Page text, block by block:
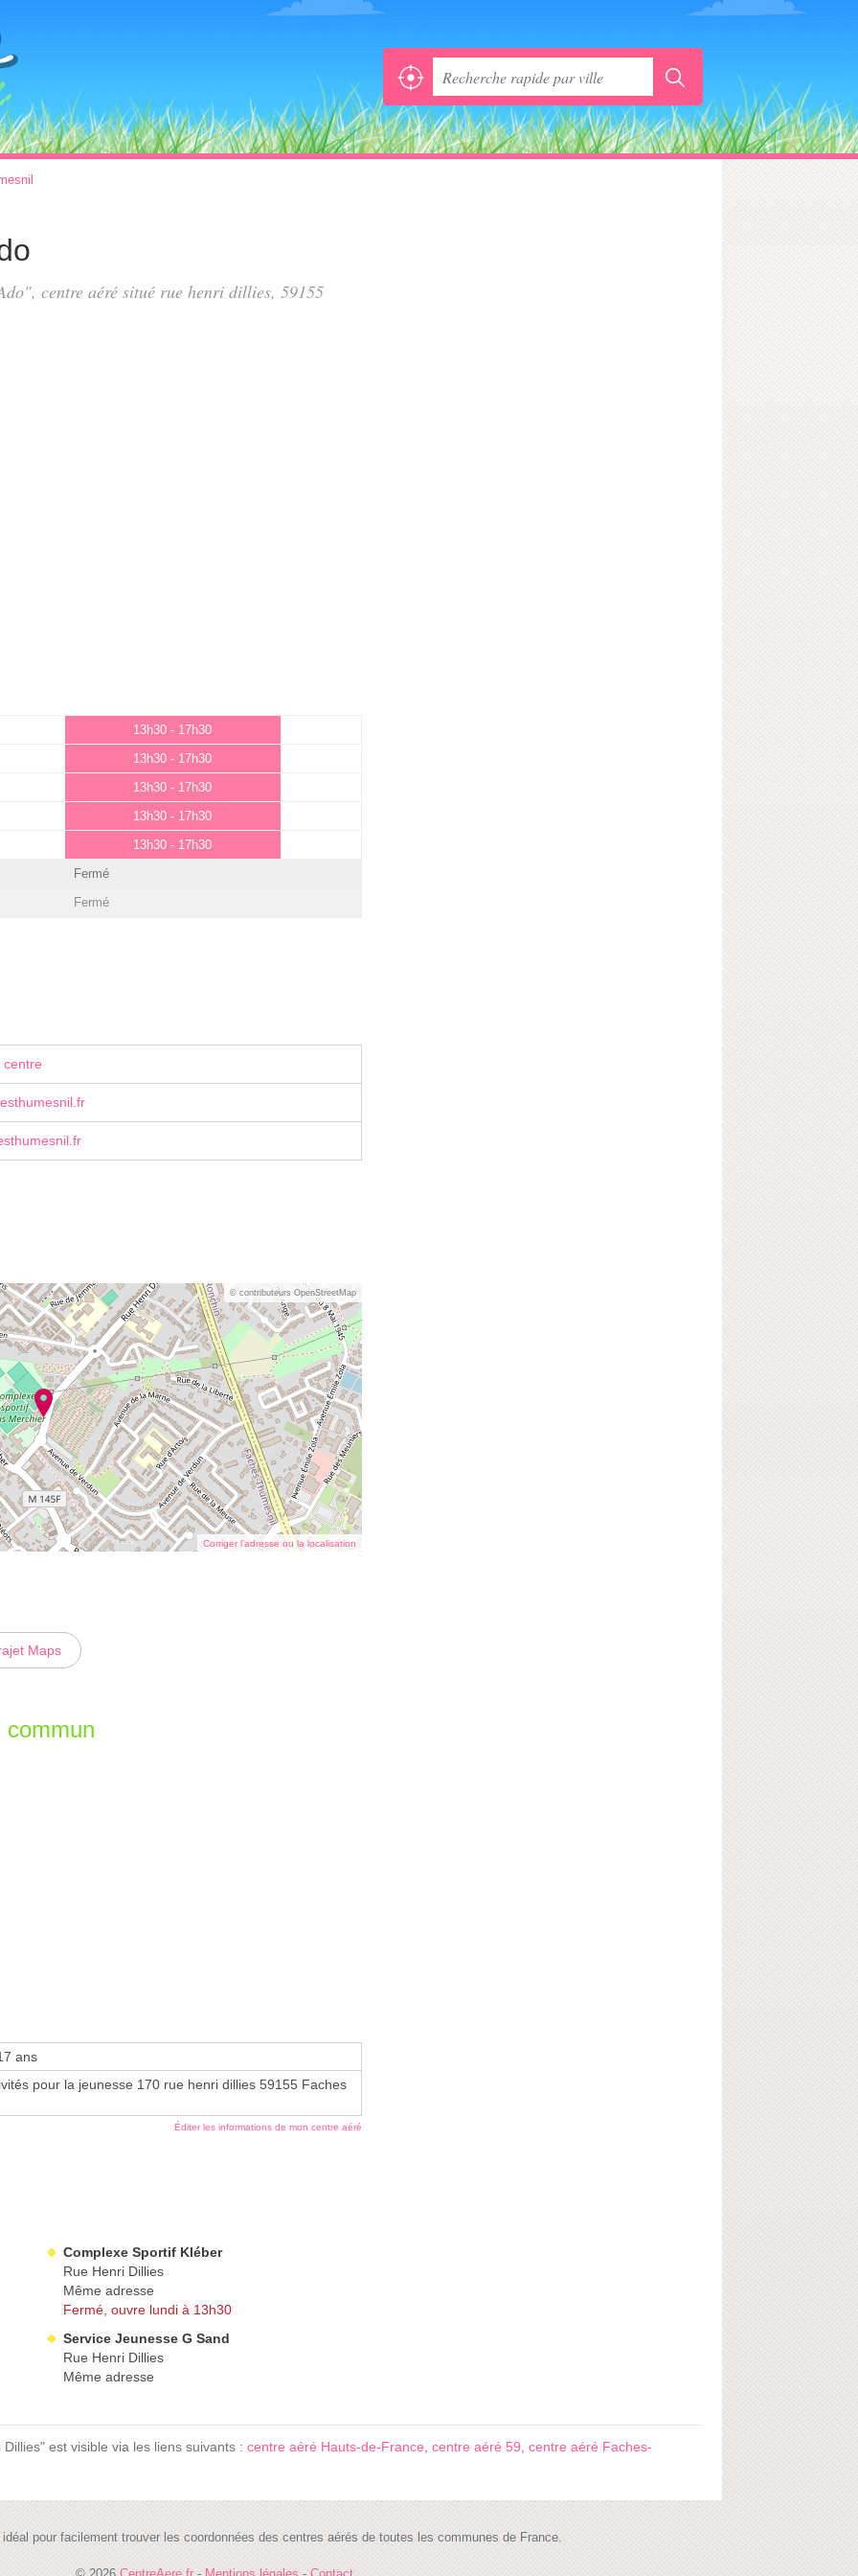
centre aéré situé rue henri dillies, 59155
13h30 - 17h30
13h30 - 17h30
13h30 - 17h30
13h30 - 17h30
13h30 - 17h30
Fermé
Fermé
centre
© contributeurs OpenStreetMap
Corriger l’adresse ou la localisation
Maps
commun
ans
pour la jeunesse 170 rue henri dillies 59155 Faches
Éditer les informations de mon centre aéré
Complexe Sportif Kléber
Rue Henri Dillies
Même adresse
Fermé, ouvre lundi à 13h30
Service Jeunesse G Sand
Rue Henri Dillies
Même adresse
est visible via les liens suivants : centre aéré Hauts-de-France, centre aéré 59, centre aéré Faches-
pour facilement trouver les coordonnées des centres aérés de toutes les communes de France.